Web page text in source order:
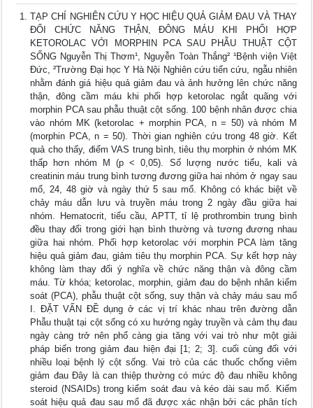
TẠP CHÍ NGHIÊN CỨU Y HỌC HIỆU QUẢ GIẢM ĐAU VÀ THAY
ĐỔI CHỨC NĂNG THẬN, ĐÔNG MÁU KHI PHỐI HỢP
KETOROLAC VỚI MORPHIN PCA SAU PHẪU THUẬT CỘT
SỐNG Nguyễn Thị Thơm¹, Nguyễn Toàn Thắng² ¹Bệnh viện Việt
Đức, ²Trường Đại học Y Hà Nội Nghiên cứu tiến cứu, ngẫu nhiên
nhằm đánh giá hiệu quả giảm đau và ảnh hưởng lên chức năng
thận, đông cầm máu khi phối hợp ketorolac ngắt quãng với
morphin PCA sau phẫu thuật cột sống. 100 bệnh nhân được chia
vào nhóm MK (ketorolac + morphin PCA, n = 50) và nhóm M
(morphin PCA, n = 50). Thời gian nghiên cứu trong 48 giờ. Kết
quả cho thấy, điểm VAS trung bình, tiêu thụ morphin ở nhóm MK
thấp hơn nhóm M (p < 0,05). Số lượng nước tiểu, kali và
creatinin máu trung bình tương đương giữa hai nhóm ở ngay sau
mổ, 24, 48 giờ và ngày thứ 5 sau mổ. Không có khác biệt về
chảy máu dẫn lưu và truyền máu trong 2 ngày đầu giữa hai
nhóm. Hematocrit, tiểu cầu, APTT, tỉ lệ prothrombin trung bình
đều thay đổi trong giới hạn bình thường và tương đương nhau
giữa hai nhóm. Phối hợp ketorolac với morphin PCA làm tăng
hiệu quả giảm đau, giảm tiêu thụ morphin PCA. Sự kết hợp này
không làm thay đổi ý nghĩa về chức năng thận và đông cầm
máu. Từ khóa; ketorolac, morphin, giảm đau do bệnh nhân kiểm
soát (PCA), phẫu thuật cột sống, suy thận và chảy máu sau mổ
I. ĐẶT VẤN ĐỀ dụng ở các vị trí khác nhau trên đường dẫn
Phẫu thuật tại cột sống có xu hướng ngày truyền và cảm thụ đau
ngày càng trở nên phổ càng gia tăng với vai trò như một giải
pháp biến trong giảm đau hiện đại [1; 2; 3]. cuối cùng đối với
nhiều loại bệnh lý cột sống. Vai trò của các thuốc chống viêm
giảm đau Đây là can thiệp thường có mức độ đau nhiều không
steroid (NSAIDs) trong kiểm soát đau và kéo dài sau mổ. Kiểm
soát hiệu quả đau sau mổ đã được xác nhận bởi các phân tích